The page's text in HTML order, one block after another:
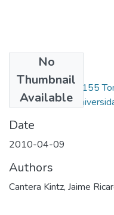
No
Thumbnail
Available
1106-405-20155
Autorizacion
Date
2010-04-09
Authors
Cantera Kintz, Jaime